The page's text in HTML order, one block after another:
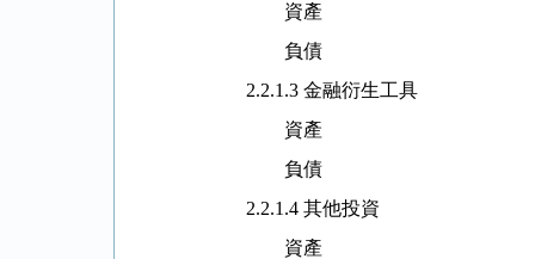
資產
負債
2.2.1.3 金融衍生工具
資產
負債
2.2.1.4 其他投資
資產